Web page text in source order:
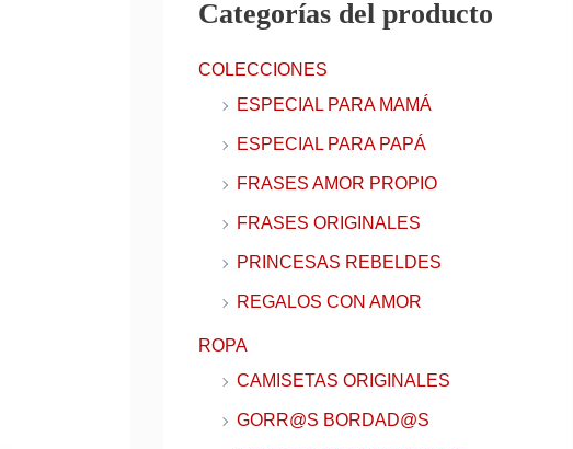
Categorías del producto
COLECCIONES
ESPECIAL PARA MAMÁ
ESPECIAL PARA PAPÁ
FRASES AMOR PROPIO
FRASES ORIGINALES
PRINCESAS REBELDES
REGALOS CON AMOR
ROPA
CAMISETAS ORIGINALES
GORR@S BORDAD@S
r